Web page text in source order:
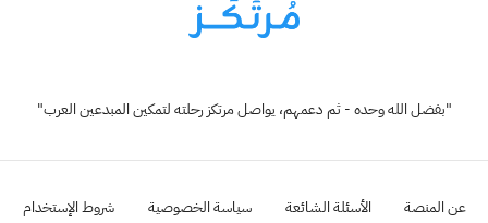
"بفضل الله وحده - ثم دعمهم، يواصل مرتكز رحلته لتمكين المبدعين العرب"
عن المنصة الأسئلة الشائعة سياسة الخصوصية شروط الإستخدام